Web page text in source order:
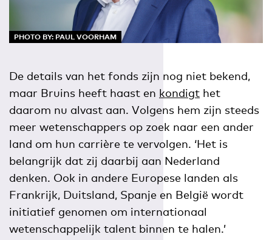
PHOTO BY: PAUL VOORHAM
De details van het fonds zijn nog niet bekend,
maar Bruins heeft haast en kondigt het
daarom nu alvast aan. Volgens hem zijn steeds
meer wetenschappers op zoek naar een ander
land om hun carrière te vervolgen. ‘Het is
belangrijk dat zij daarbij aan Nederland
denken. Ook in andere Europese landen als
Frankrijk, Duitsland, Spanje en België wordt
initiatief genomen om internationaal
wetenschappelijk talent binnen te halen.’